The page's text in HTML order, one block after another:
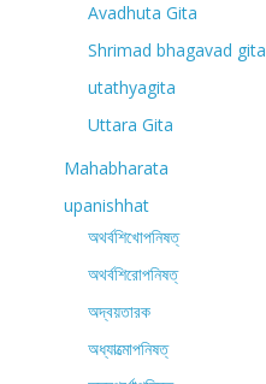
Avadhuta Gita
Shrimad bhagavad gita
utathyagita
Uttara Gita
Mahabharata
upanishhat
অথর্বশিখোপনিষত্
অথর্বশিরোপনিষত্
অদ্বয়তারক
অধ্যাত্মোপনিষত্